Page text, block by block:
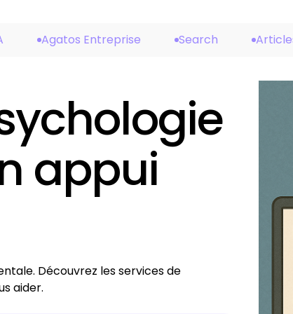
Agatos Entreprise Search
appui
Découvrez les services de
aider.